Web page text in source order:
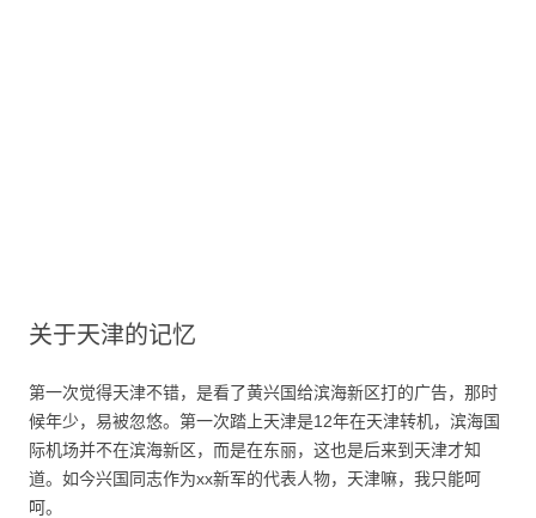
关于天津的记忆
第一次觉得天津不错，是看了黄兴国给滨海新区打的广告，那时
候年少，易被忽悠。第一次踏上天津是12年在天津转机，滨海国
际机场并不在滨海新区，而是在东丽，这也是后来到天津才知
道。如今兴国同志作为xx新军的代表人物，天津嘛，我只能呵
呵。